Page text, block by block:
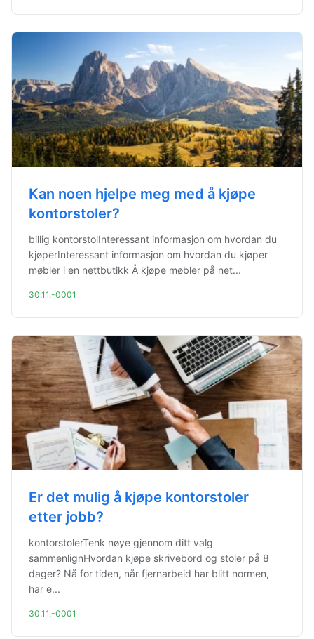
Kan noen hjelpe meg med å kjøpe
kontorstoler?
billig kontorstolInteressant informasjon om hvordan du
kjøperInteressant informasjon om hvordan du kjøper
møbler i en nettbutikk Å kjøpe møbler på net...
30.11.-0001
Er det mulig å kjøpe kontorstoler
etter jobb?
kontorstolerTenk nøye gjennom ditt valg
sammenlignHvordan kjøpe skrivebord og stoler på 8
dager? Nå for tiden, når fjernarbeid har blitt normen,
har e...
30.11.-0001